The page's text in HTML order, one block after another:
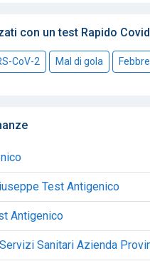
con un test Rapido Covid
CoV-2 Mal di gola Febbre
Test Antigenico
Antigenico
Sanitari Azienda